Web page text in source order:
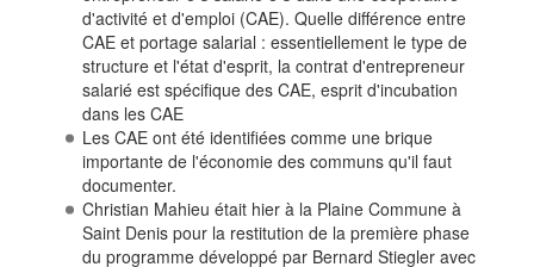
d'activité et d'emploi (CAE). Quelle différence entre
CAE et portage salarial : essentiellement le type de
structure et l'état d'esprit, la contrat d'entrepreneur
salarié est spécifique des CAE, esprit d'incubation
dans les CAE
Les CAE ont été identifiées comme une brique
importante de l'économie des communs qu'il faut
documenter.
Christian Mahieu était hier à la Plaine Commune à
Saint Denis pour la restitution de la première phase
du programme développé par Bernard Stiegler avec